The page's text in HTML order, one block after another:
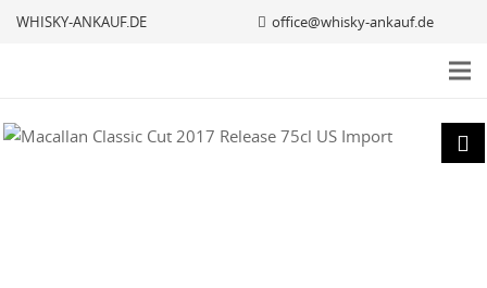
WHISKY-ANKAUF.DE office@whisky-ankauf.de